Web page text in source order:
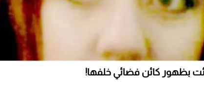
بظهور كائن فضائي خلفها!